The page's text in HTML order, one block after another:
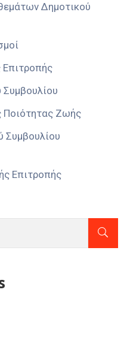
Δημοτικού
Επιτροπής
Ποιότητας Ζωής
Συμβουλίου
Επιτροπής